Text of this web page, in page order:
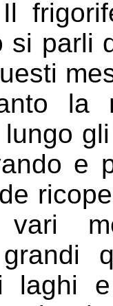
si parli
e
vari
laghi